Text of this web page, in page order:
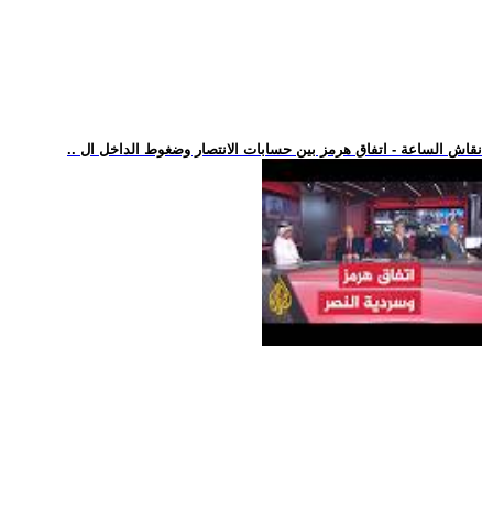
.. نقاش الساعة - اتفاق هرمز بين حسابات الانتصار وضغوط الداخل ال